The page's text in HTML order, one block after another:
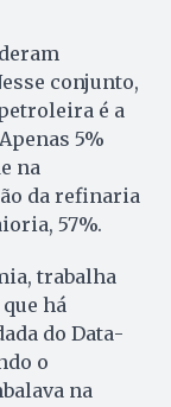
conjunto,
é a
5%
na
da refinaria
57%.
trabalha
há
do Data­
o
na